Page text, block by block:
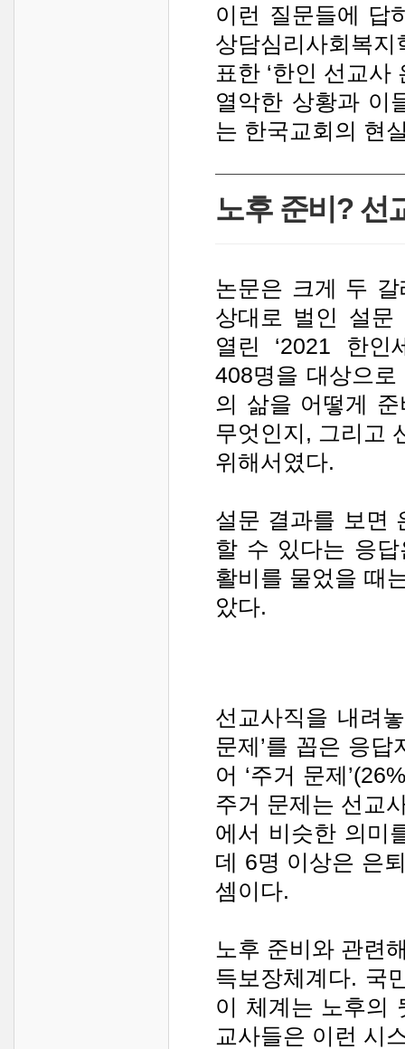
이런 질문들에 답
상담심리사회복
표한 ‘한인 선교사
열악한 상황과 이
는 한국교회의 현
노후 준비? 선
논문은 크게 두
상대로 벌인 설문
열린 ‘2021 한인
408명을 대상으
의 삶을 어떻게
무엇인지, 그리고
위해서였다.
설문 결과를 보면
할 수 있다는 응
활비를 물었을 때
았다.
선교사직을 내려
문제’를 꼽은 응
어 ‘주거 문제
주거 문제는 선교
에서 비슷한 의미
데 6명 이상은 은
셈이다.
노후 준비와 관련
득보장체계다. 국
이 체계는 노후의
교사들은 이런 시